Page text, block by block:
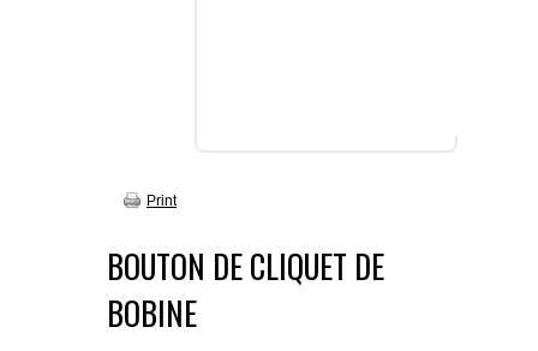
Print
BOUTON DE CLIQUET DE
BOBINE